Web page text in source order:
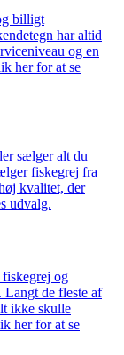
billigt
har altid
og en
her for at se
sælger alt du
fiskegrej fra
kvalitet, der
udvalg.
og
de fleste af
ikke skulle
her for at se